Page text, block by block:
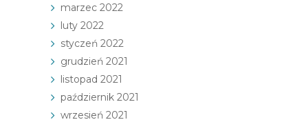
marzec 2022
luty 2022
styczeń 2022
grudzień 2021
listopad 2021
październik 2021
wrzesień 2021